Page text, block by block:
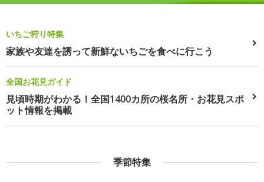
いちご狩り特集
家族や友達を誘って新鮮ないちごを食べに行こう
全国お花見ガイド
見頃時期がわかる！全国1400カ所の桜名所・お花見スポ
ット情報を掲載
季節特集